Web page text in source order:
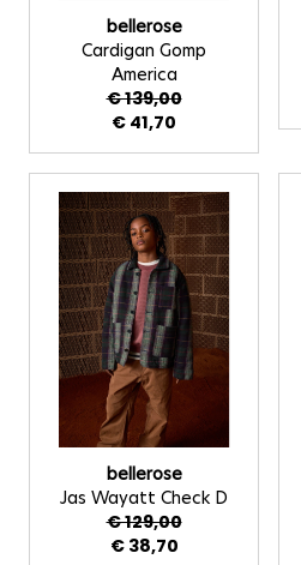
bellerose
Cardigan Gomp
America
€ 139,00
€ 41,70
bellerose
Jas Wayatt Check D
€ 129,00
€ 38,70